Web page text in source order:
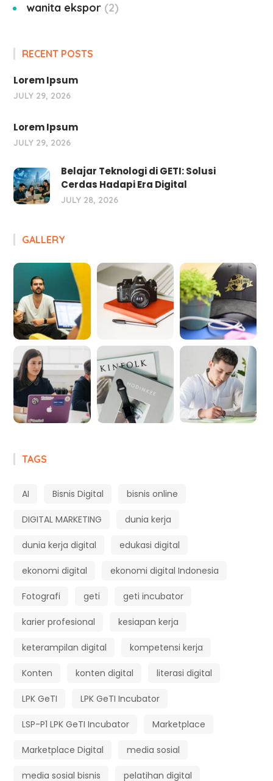
wanita ekspor 2
RECENT POSTS
Lorem Ipsum
JULY 29, 2026
Lorem Ipsum
JULY 29, 2026
Belajar Teknologi di GETI: Solusi
Cerdas Hadapi Era Digital
JULY 28, 2026
GALLERY
TAGS
AI Bisnis Digital bisnis online
DIGITAL MARKETING dunia kerja
dunia kerja digital edukasi digital
ekonomi digital ekonomi digital Indonesia
Fotografi geti geti incubator
karier profesional kesiapan kerja
keterampilan digital kompetensi kerja
Konten konten digital literasi digital
LPK GeTI LPK GeTI Incubator
LSP-P1 LPK GeTI Incubator Marketplace
Marketplace Digital media sosial
media sosial bisnis pelatihan digital